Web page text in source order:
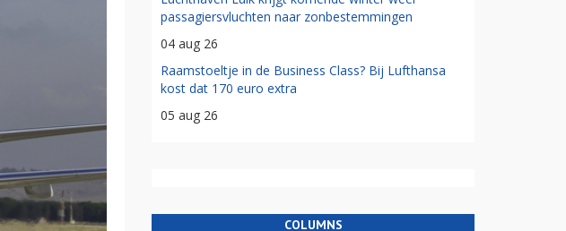
passagiersvluchten naar zonbestemmingen
04 aug 26
Raamstoeltje in de Business Class? Bij Lufthansa
kost dat 170 euro extra
05 aug 26
COLUMNS